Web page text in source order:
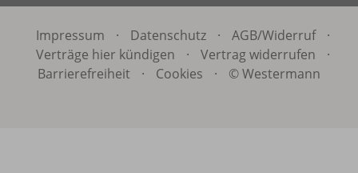
Impressum · Datenschutz · AGB/Widerruf
·
Verträge hier kündigen
· Vertrag widerrufen
·
Barrierefreiheit
· Cookies · © Westermann